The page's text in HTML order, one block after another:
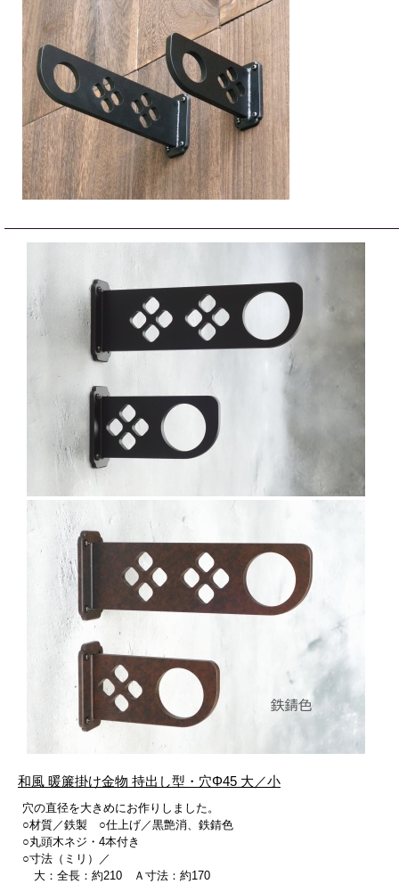
和風 暖簾掛け金物 持出し型・穴Φ45 大／小
穴の直径を大きめにお作りしました。
○材質／鉄製 ○仕上げ／黒艶消、鉄錆色
○丸頭木ネジ・4本付き
○寸法（ミリ）／
大：全長：約210 Ａ寸法：約170